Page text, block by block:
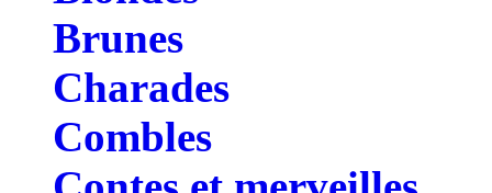
Brunes
Charades
Combles